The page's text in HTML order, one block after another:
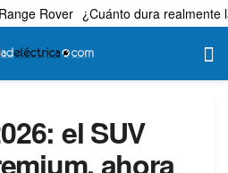
Rover ¿Cuánto dura realmente
el SUV
ahora